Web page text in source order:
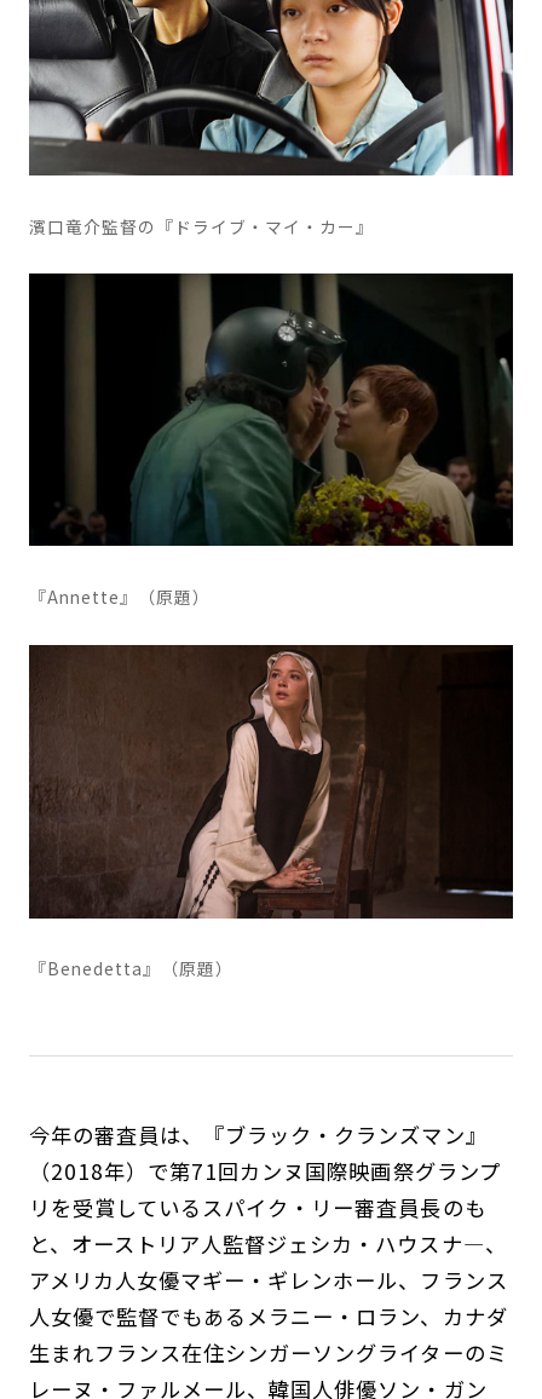
濱口竜介監督の『ドライブ・マイ・カー』
『Annette』（原題）
『Benedetta』（原題）
今年の審査員は、『ブラック・クランズマン』
（2018年）で第71回カンヌ国際映画祭グランプ
リを受賞しているスパイク・リー審査員長のも
と、オーストリア人監督ジェシカ・ハウスナ―、
アメリカ人女優マギー・ギレンホール、フランス
人女優で監督でもあるメラニー・ロラン、カナダ
生まれフランス在住シンガーソングライターのミ
レーヌ・ファルメール、韓国人俳優ソン・ガン